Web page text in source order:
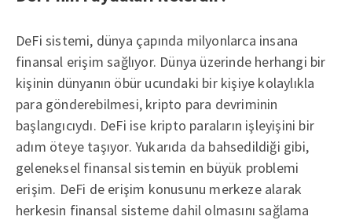
DeFi sistemi, dünya çapında milyonlarca insana
finansal erişim sağlıyor. Dünya üzerinde herhangi bir
kişinin dünyanın öbür ucundaki bir kişiye kolaylıkla
para gönderebilmesi, kripto para devriminin
başlangıcıydı. DeFi ise kripto paraların işleyişini bir
adım öteye taşıyor. Yukarıda da bahsedildiği gibi,
geleneksel finansal sistemin en büyük problemi
erişim. DeFi de erişim konusunu merkeze alarak
herkesin finansal sisteme dahil olmasını sağlama